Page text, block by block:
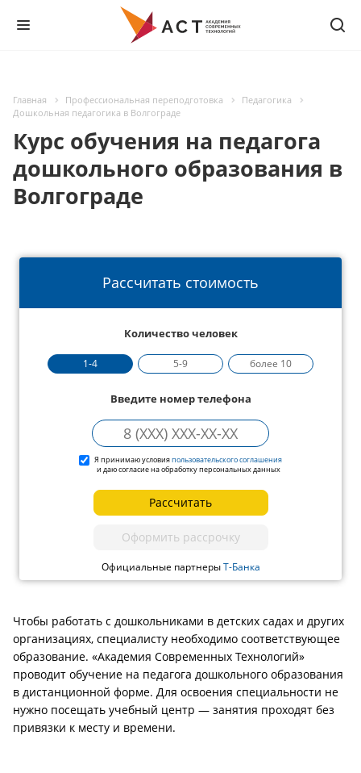
Главная Профессиональная переподготовка
Педагогика
Дошкольная педагогика в Волгограде
Курс обучения на педагога
дошкольного образования в
Волгограде
Рассчитать стоимость
Количество человек
1-4 5-9 более 10
Введите номер телефона
Я принимаю условияпользовательского соглашения
и даю согласие на обработку персональных данных
Рассчитать
Оформить рассрочку
Официальные партнерыТ-Банка
Чтобы работать с дошкольниками в детских садах и других
организациях, специалисту необходимо соответствующее
образование. «Академия Современных Технологий»
проводит обучение на педагога дошкольного образования
в дистанционной форме. Для освоения специальности не
нужно посещать учебный центр — занятия проходят без
привязки к месту и времени.